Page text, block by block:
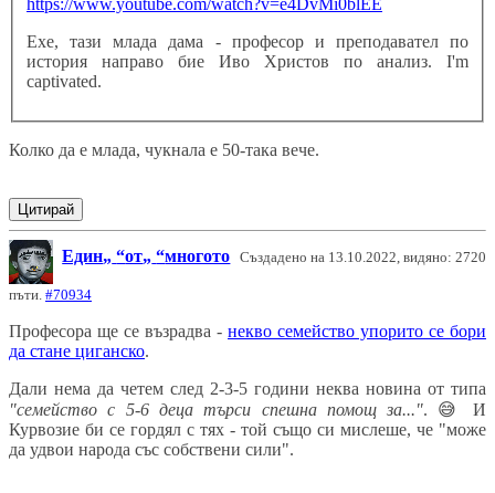
Ехе, тази млада дама - професор и преподавател по
история направо бие Иво Христов по анализ. I'm
captivated.
Колко да е млада, чукнала е 50-така вече.
Цитирай
Един от многото Създадено на 13.10.2022, видяно: 2720
пъти. #70934
Професора ще се възрадва - некво семейство упорито се бори
да стане циганско.
Дали нема да четем след 2-3-5 години неква новина от типа
"семейство с 5-6 деца търси спешна помощ за...". 😅
И
Курвозие би се гордял с тях - той също си мислеше, че "може
да удвои народа със собствени сили".